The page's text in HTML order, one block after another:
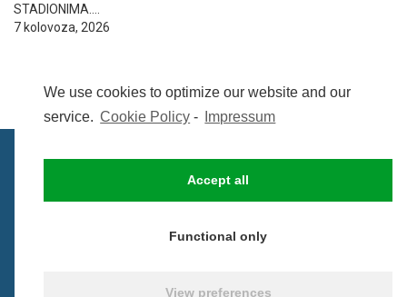
We use cookies to optimize our website and our
service. Cookie Policy - Impressum
Accept all
Functional only
View preferences
STADIONIMA….
7 kolovoza, 2026